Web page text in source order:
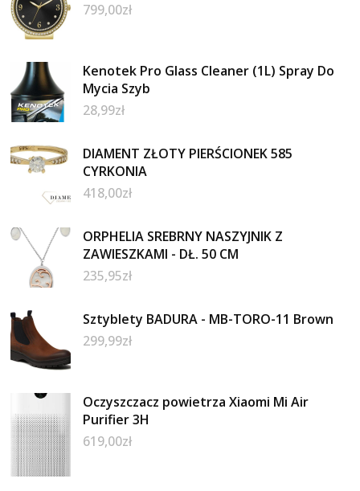
799,00zł
Kenotek Pro Glass Cleaner (1L) Spray Do
Mycia Szyb
28,99zł
DIAMENT ZŁOTY PIERŚCIONEK 585
CYRKONIA
418,00zł
ORPHELIA SREBRNY NASZYJNIK Z
ZAWIESZKAMI - DŁ. 50 CM
235,95zł
Sztyblety BADURA - MB-TORO-11 Brown
299,99zł
Oczyszczacz powietrza Xiaomi Mi Air
Purifier 3H
619,00zł